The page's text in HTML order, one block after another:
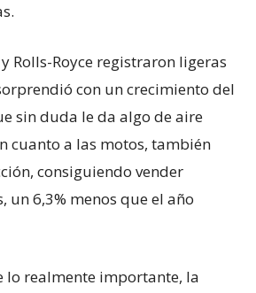
Rolls-Royce registraron ligeras
con un crecimiento del
sin duda le da algo de aire
cuanto a las motos, también
consiguiendo vender
un 6,3% menos que el año
lo realmente importante, la